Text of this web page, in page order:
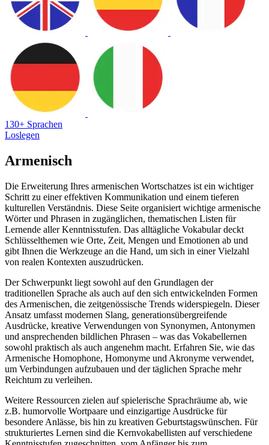
130+ Sprachen
Loslegen
Armenisch
Die Erweiterung Ihres armenischen Wortschatzes ist ein wichtiger
Schritt zu einer effektiven Kommunikation und einem tieferen
kulturellen Verständnis. Diese Seite organisiert wichtige armenische
Wörter und Phrasen in zugänglichen, thematischen Listen für
Lernende aller Kenntnisstufen. Das alltägliche Vokabular deckt
Schlüsselthemen wie Orte, Zeit, Mengen und Emotionen ab und
gibt Ihnen die Werkzeuge an die Hand, um sich in einer Vielzahl
von realen Kontexten auszudrücken.
Der Schwerpunkt liegt sowohl auf den Grundlagen der
traditionellen Sprache als auch auf den sich entwickelnden Formen
des Armenischen, die zeitgenössische Trends widerspiegeln. Dieser
Ansatz umfasst modernen Slang, generationsübergreifende
Ausdrücke, kreative Verwendungen von Synonymen, Antonymen
und ansprechenden bildlichen Phrasen – was das Vokabellernen
sowohl praktisch als auch angenehm macht. Erfahren Sie, wie das
Armenische Homophone, Homonyme und Akronyme verwendet,
um Verbindungen aufzubauen und der täglichen Sprache mehr
Reichtum zu verleihen.
Weitere Ressourcen zielen auf spielerische Sprachräume ab, wie
z.B. humorvolle Wortpaare und einzigartige Ausdrücke für
besondere Anlässe, bis hin zu kreativen Geburtstagswünschen. Für
strukturiertes Lernen sind die Kernvokabellisten auf verschiedene